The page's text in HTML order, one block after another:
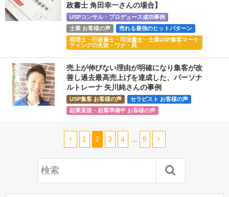
政書士 角田幸一さんの場合】
USPコンサル・プロデュース成功事例
士業 お客様の声
売れる最強のヒットパターン
税理士・行政書士・司法書士・士業USP集客マーケ
ティングの失敗・ワナ・罠
売上が伸びない理由が明確になり集客が改
善し過去最高売上げを達成した、パーソナ
ルトレーナ 矢川純さんの事例
USP集客 お客様の声
セラピスト お客様の声
起業直後・起業準備中 お客様の声
1 2 3 4 9